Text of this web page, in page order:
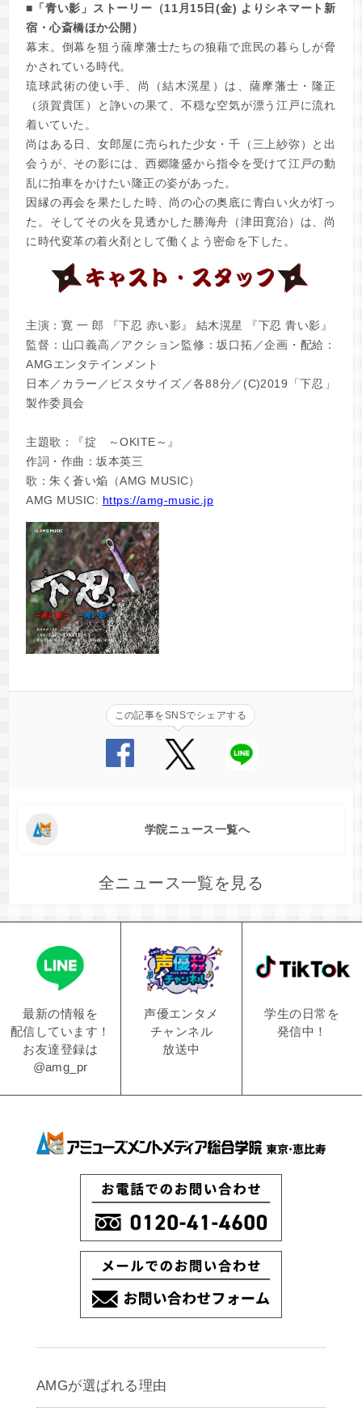
■「青い影」ストーリー（11月15日(金) よりシネマート新
宿・心斎橋ほか公開）
幕末。倒幕を狙う薩摩藩士たちの狼藉で庶民の暮らしが脅
かされている時代。
琉球武術の使い手、尚（結木滉星）は、薩摩藩士・隆正
（須賀貴匡）と諍いの果て、不穏な空気が漂う江戸に流れ
着いていた。
尚はある日、女郎屋に売られた少女・千（三上紗弥）と出
会うが、その影には、西郷隆盛から指令を受けて江戸の動
乱に拍車をかけたい隆正の姿があった。
因縁の再会を果たした時、尚の心の奥底に青白い火が灯っ
た。そしてその火を見透かした勝海舟（津田寛治）は、尚
に時代変革の着火剤として働くよう密命を下した。
主演：寛 一 郎 『下忍 赤い影』 結木滉星 『下忍 青い影』
監督：山口義高／アクション監修：坂口拓／企画・配給：
AMGエンタテインメント
日本／カラー／ビスタサイズ／各88分／(C)2019「下忍」
製作委員会
主題歌：『掟 ～OKITE～』
作詞・作曲：坂本英三
歌：朱く蒼い焔（AMG MUSIC）
AMG MUSIC: https://amg-music.jp
この記事をSNSでシェアする
学院ニュース一覧へ
全ニュース一覧を見る
最新の情報を
配信しています！
お友達登録は
@amg_pr
声優エンタメ
チャンネル
放送中
学生の日常を
発信中！
AMGが選ばれる理由